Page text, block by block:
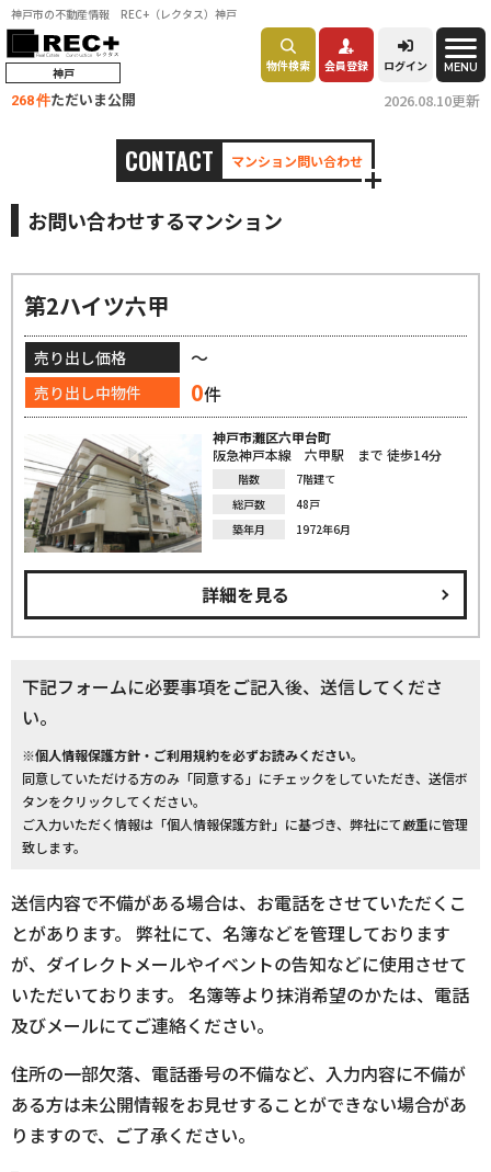
神戸市の不動産情報 REC+（レクタス）神戸
神戸 物件検索 会員登録 ログイン MENU
268 件ただいま公開 2026.08.10更新
CONTACT マンション問い合わせ
お問い合わせするマンション
第2ハイツ六甲
売り出し価格 ～
売り出し中物件 0件
神戸市灘区六甲台町
阪急神戸本線 六甲駅 まで 徒歩14分
階数
7階建て
総戸数
48戸
築年月
1972年6月
詳細を見る
下記フォームに必要事項をご記入後、送信してくださ
い。
※個人情報保護方針・ご利用規約を必ずお読みください。
同意していただける方のみ「同意する」にチェックをしていただき、送信ボ
タンをクリックしてください。
ご入力いただく情報は「個人情報保護方針」に基づき、弊社にて厳重に管理
致します。
送信内容で不備がある場合は、お電話をさせていただくこ
とがあります。 弊社にて、名簿などを管理しております
が、ダイレクトメールやイベントの告知などに使用させて
いただいております。 名簿等より抹消希望のかたは、電話
及びメールにてご連絡ください。
住所の一部欠落、電話番号の不備など、入力内容に不備が
ある方は未公開情報をお見せすることができない場合があ
りますので、ご了承ください。